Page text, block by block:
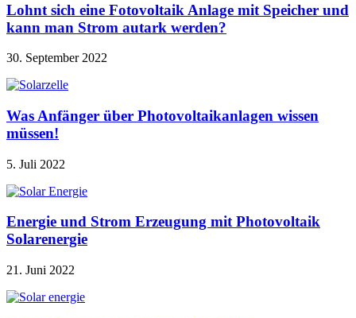
Lohnt sich eine Fotovoltaik Anlage mit Speicher und
kann man Strom autark werden?
30. September 2022
Was Anfänger über Photovoltaikanlagen wissen
müssen!
5. Juli 2022
Energie und Strom Erzeugung mit Photovoltaik
Solarenergie
21. Juni 2022